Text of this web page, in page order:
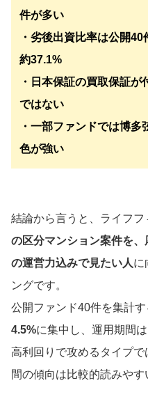
件が多い
・劣後出資比率は公開
約37.1%
・日本保証の買取保証
ではない
・一部ファンドでは博
色が強い
結論から言うと、ライフ
の区分マンション案件を
の運営力込みで見たい人に
ングです。
公開ファンド40件を集計
4.5%に集中し、運用期間は
高利回りで攻めるタイプ
間の傾向は比較的読みやす